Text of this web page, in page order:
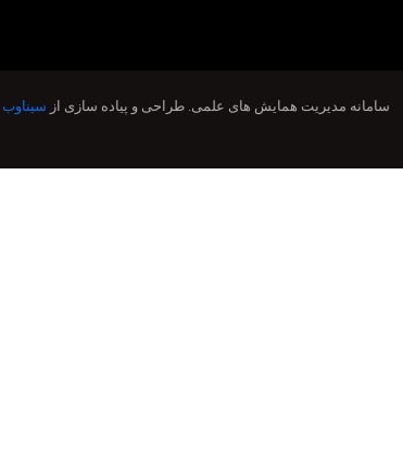
سامانه مدیریت همایش های علمی. طراحی و پیاده سازی از سیناوب